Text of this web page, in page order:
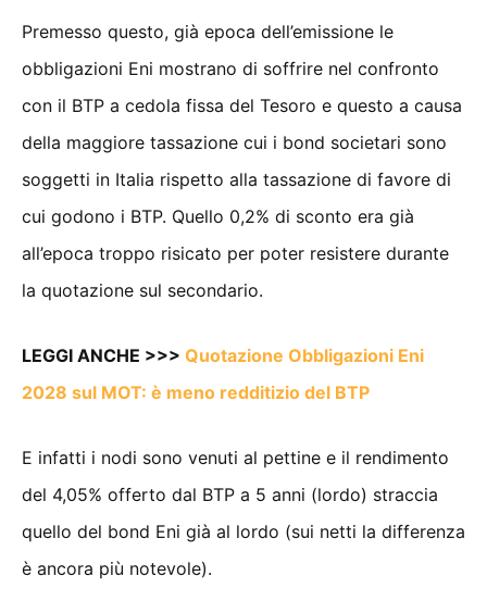
Premesso questo, già epoca dell’emissione le
obbligazioni Eni mostrano di soffrire nel confronto
con il BTP a cedola fissa del Tesoro e questo a causa
della maggiore tassazione cui i bond societari sono
soggetti in Italia rispetto alla tassazione di favore di
cui godono i BTP. Quello 0,2% di sconto era già
all’epoca troppo risicato per poter resistere durante
la quotazione sul secondario.
LEGGI ANCHE >>> Quotazione Obbligazioni Eni
2028 sul MOT: è meno redditizio del BTP
E infatti i nodi sono venuti al pettine e il rendimento
del 4,05% offerto dal BTP a 5 anni (lordo) straccia
quello del bond Eni già al lordo (sui netti la differenza
è ancora più notevole).